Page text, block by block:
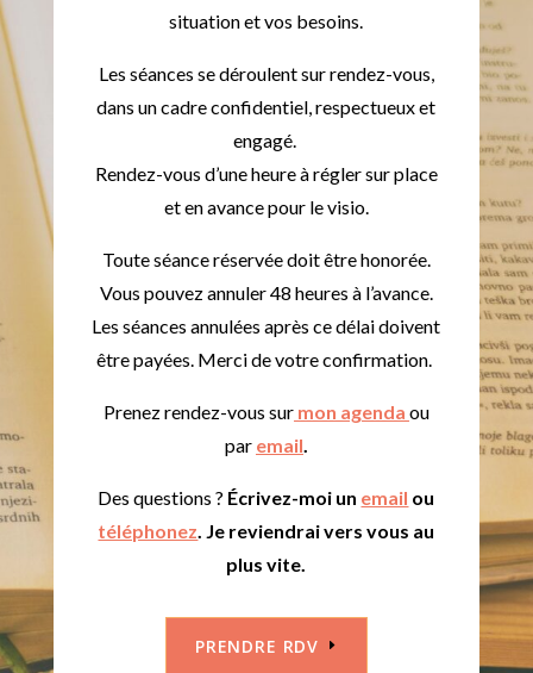
situation et vos besoins.
Les séances se déroulent sur rendez-vous,
dans un cadre confidentiel, respectueux et
engagé.
Rendez-vous d’une heure à régler sur place
et en avance pour le visio.
Toute séance réservée doit être honorée.
Vous pouvez annuler 48 heures à l’avance.
Les séances annulées après ce délai doivent
être payées. Merci de votre confirmation.
Prenez rendez-vous surmon agenda ou
par email.
Des questions ? Écrivez-moi un email ou
téléphonez. Je reviendrai vers vous au
plus vite.
PRENDRE RDV